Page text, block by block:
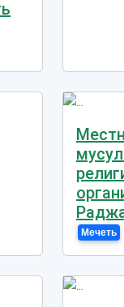
Мечеть